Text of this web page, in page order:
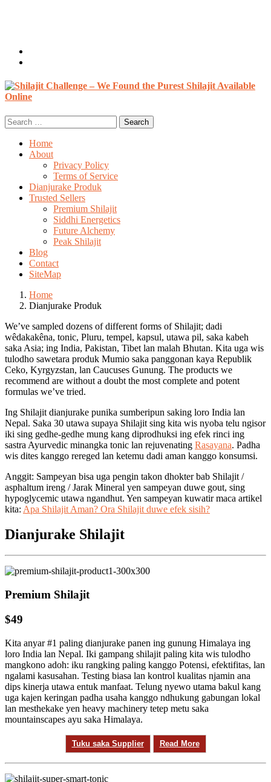
Search
for:
Home
About
Privacy Policy
Terms of Service
Dianjurake Produk
Trusted Sellers
Premium Shilajit
Siddhi Energetics
Future Alchemy
Peak Shilajit
Blog
Contact
SiteMap
Home
Dianjurake Produk
We’ve sampled dozens of different forms of Shilajit; dadi
wêdakakêna, tonic, Pluru, tempel, kapsul, utawa pil, saka kabeh
saka Asia; ing India, Pakistan, Tibet lan malah Bhutan. Kita uga wis
tulodho sawetara produk Mumio saka panggonan kaya Republik
Ceko, Kyrgyzstan, lan Caucuses Gunung. The products we
recommend are without a doubt the most complete and potent
formulas we’ve tried.
Ing Shilajit dianjurake punika sumberipun saking loro India lan
Nepal. Saka 30 utawa supaya Shilajit sing kita wis nyoba telu ngisor
iki sing gedhe-gedhe mung kang diprodhuksi ing efek rinci ing
sastra Ayurvedic minangka tonic lan rejuvenating Rasayana. Padha
wis dites kanggo rereged lan ketemu dadi aman kanggo konsumsi.
Anggit: Sampeyan bisa uga pengin takon dhokter bab Shilajit /
asphaltum ireng / Jarak Mineral yen sampeyan duwe gout, sing
hypoglycemic utawa ngandhut. Yen sampeyan kuwatir maca artikel
kita: Apa Shilajit Aman? Ora Shilajit duwe efek sisih?
Dianjurake Shilajit
Premium Shilajit
$49
Kita anyar #1 paling dianjurake panen ing gunung Himalaya ing
loro India lan Nepal. Iki gampang shilajit paling kita wis tulodho
mangkono adoh: iku rangking paling kanggo Potensi, efektifitas, lan
ngalami kasusahan. Testing biasa lan kontrol kualitas njamin ana
dips kinerja utawa entuk manfaat. Telung nyewo utama bakul kang
uga kajen keringan padha usaha kanggo ndhukung gabungan lokal
lan mesthekake yen heavy machinery tetep metu saka
mountainscapes ayu saka Himalaya.
Tuku saka Supplier Read More